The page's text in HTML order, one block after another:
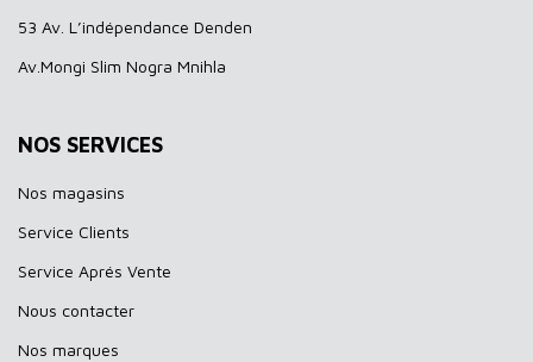
53 Av. L’indépendance Denden
Av.Mongi Slim Nogra Mnihla
NOS SERVICES
Nos magasins
Service Clients
Service Aprés Vente
Nous contacter
Nos marques